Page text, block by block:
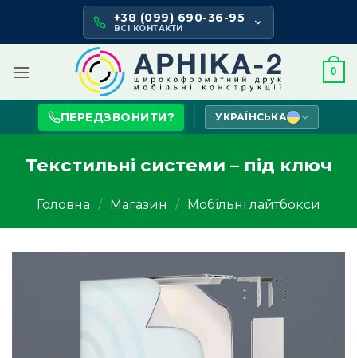
content
+38 (099) 690-36-95
ВСІ КОНТАКТИ
0
ПЕРЕДЗВОНИТИ? УКРАЇНСЬКА
Текстильні системи – під ключ
Головна / Магазин / Мобільні лайтбокси